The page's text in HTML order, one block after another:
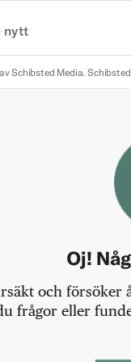
nytt
Schibsted Media.
Oj!
och försöker
frågor eller